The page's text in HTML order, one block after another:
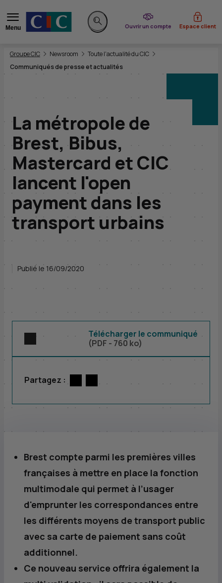
Menu
Rechercher sur le site
Ouvrir un compte
du CIC Espace client
Vous êtes ici:
Groupe CIC Newsroom
Toute l'actualité du CIC
Communiqués de presse et actualités
La métropole de
Brest, Bibus,
Mastercard etCIC
lancent l'open
payment dans les
transport urbains
Publié le 16/09/2020
Télécharger le communiqué
(PDF - 760 ko)
Partagez :
Brest compte parmi les premières villes
françaises à mettre en place la fonction
multimodale qui permet à l’usager
d'emprunter les correspondances entre
les différents moyens de transport public
avec sa carte de paiement sans coût
additionnel.
Ce nouveau service offrira également la